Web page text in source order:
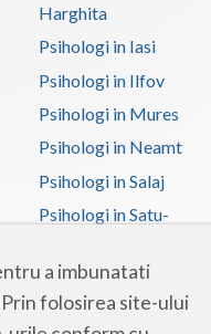
a imbunatati
folosirea site-ului
Harghita
Psihologi in Iasi
Psihologi in Ilfov
Psihologi in Mures
Psihologi in Neamt
Psihologi in Salaj
Psihologi in Satu-
Psihologi in
Teleorman